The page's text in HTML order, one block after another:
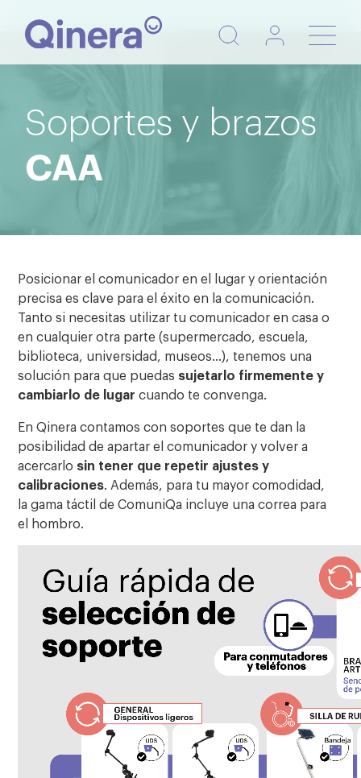
de
Soportes y brazos
CAA
Posicionar el comunicador en el lugar y orientación
precisa es clave para el éxito en la comunicación.
Tanto si necesitas utilizar tu comunicador en casa o
en cualquier otra parte (supermercado, escuela,
biblioteca, universidad, museos…), tenemos una
solución para que puedas sujetarlo firmemente y
cambiarlo de lugar cuando te convenga.
En Qinera contamos con soportes que te dan la
posibilidad de apartar el comunicador y volver a
acercarlo sin tener que repetir ajustes y
calibraciones. Además, para tu mayor comodidad,
la gama táctil de ComuniQa incluye una correa para
el hombro.